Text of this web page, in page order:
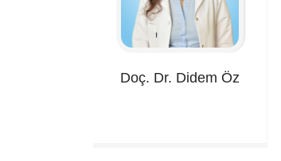
Doç. Dr. Didem Öz